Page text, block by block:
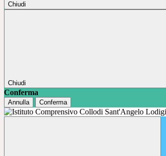
Chiudi
Chiudi
Conferma
Annulla Conferma